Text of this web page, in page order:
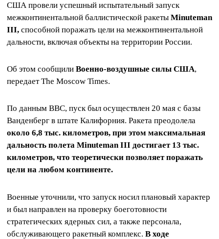
США провели успешный испытательный запуск
межконтинентальной баллистической ракеты Minuteman
III, способной поражать цели на межконтинентальной
дальности, включая объекты на территории России.
Об этом сообщили Военно-воздушные силы США,
передает The Moscow Times.
По данным ВВС, пуск был осуществлен 20 мая с базы
Ванденберг в штате Калифорния. Ракета преодолела
около 6,8 тыс. километров, при этом максимальная
дальность полета Minuteman III достигает 13 тыс.
километров, что теоретически позволяет поражать
цели на любом континенте.
Военные уточнили, что запуск носил плановый характер
и был направлен на проверку боеготовности
стратегических ядерных сил, а также персонала,
обслуживающего ракетный комплекс. В ходе